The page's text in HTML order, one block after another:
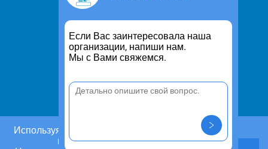
Если Вас заинтересовала наша
организации, напиши нам.
Мы с Вами свяжемся.
Используя этот сайт, Вы даете согласие на
использование cookies.
Предложить свою услугу
Дропшиппинг
Транспортные услуги
Информация
Политика конфиденциальности
Контакты